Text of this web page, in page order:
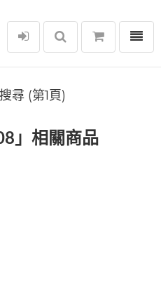
選單
尋 (第1頁)
」相關商品